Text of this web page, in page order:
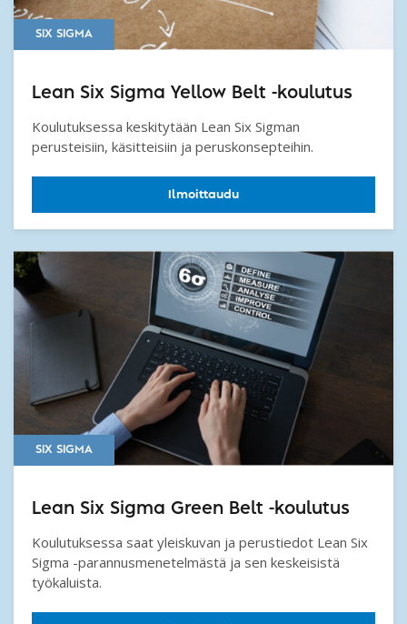
SIX SIGMA
Lean Six Sigma Yellow Belt -koulutus
Koulutuksessa keskitytään Lean Six Sigman
perusteisiin, käsitteisiin ja peruskonsepteihin.
Ilmoittaudu
SIX SIGMA
Lean Six Sigma Green Belt -koulutus
Koulutuksessa saat yleiskuvan ja perustiedot Lean Six
Sigma -parannusmenetelmästä ja sen keskeisistä
työkaluista.